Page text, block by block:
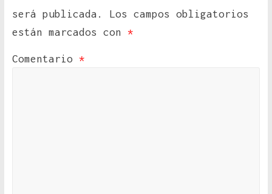
será publicada.
Los campos obligatorios
están marcados con *
Comentario *